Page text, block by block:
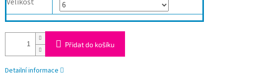
Velikost
Přidat do košíku
Detailní informace